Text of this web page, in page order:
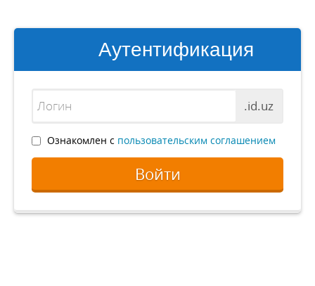
Аутентификация
.id.uz
Ознакомлен с пользовательским соглашением
Войти